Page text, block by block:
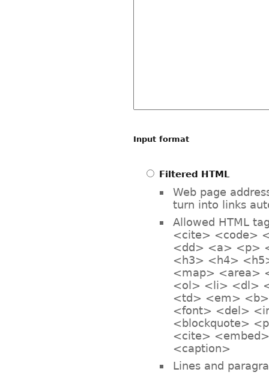
Input format
Filtered HTML
Web page
turn into links
Allowed HTML
<cite> <code>
<dd> <a> <p>
<h3> <h4>
<map> <area>
<ol> <li> <dl>
<td> <em>
<font> <del>
<blockquote>
<cite>
<caption>
Lines and